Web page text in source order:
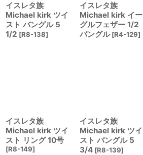
イスレタ族
Michael kirk ツイ
スト バングル 5
1/2 [R8-138]
イスレタ族
Michael kirk イー
グルフェザー 1/2
バングル [R4-129]
イスレタ族
Michael kirk ツイ
スト リング 10号
[R8-149]
イスレタ族
Michael kirk ツイ
スト バングル 5
3/4 [R8-139]